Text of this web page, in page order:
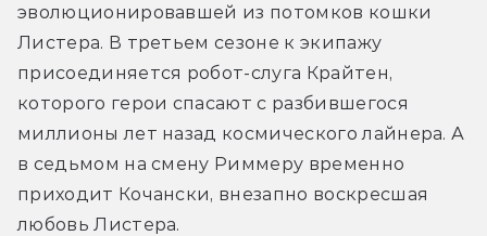
эволюционировавшей из потомков кошки
Листера. В третьем сезоне к экипажу
присоединяется робот-слуга Крайтен,
которого герои спасают с разбившегося
миллионы лет назад космического лайнера. А
в седьмом на смену Риммеру временно
приходит Кочански, внезапно воскресшая
любовь Листера.